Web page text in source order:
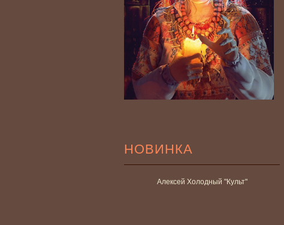
НОВИНКА
Алексей Холодный "Культ"